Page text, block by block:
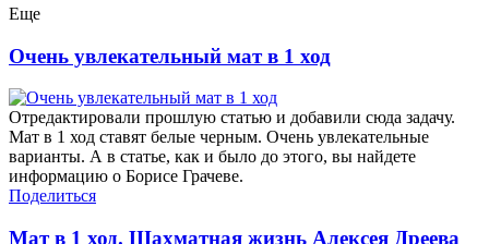
Еще
Очень увлекательный мат в 1 ход
Отредактировали прошлую статью и добавили сюда задачу.
Мат в 1 ход ставят белые черным. Очень увлекательные
варианты. А в статье, как и было до этого, вы найдете
информацию о Борисе Грачеве.
Поделиться
Мат в 1 ход. Шахматная жизнь Алексея Дреева